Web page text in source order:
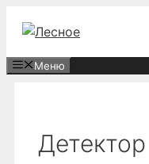
содержимому
Меню
Детектор